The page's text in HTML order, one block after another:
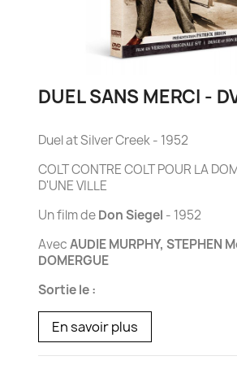
DUEL SANS MERCI -
Duel at Silver Creek - 1952
COLT CONTRE COLT POUR LA
D'UNE VILLE
Un film deDon Siegel - 1952
AvecAUDIE MURPHY, STEPHEN
DOMERGUE
Sortie le :
En savoir plus